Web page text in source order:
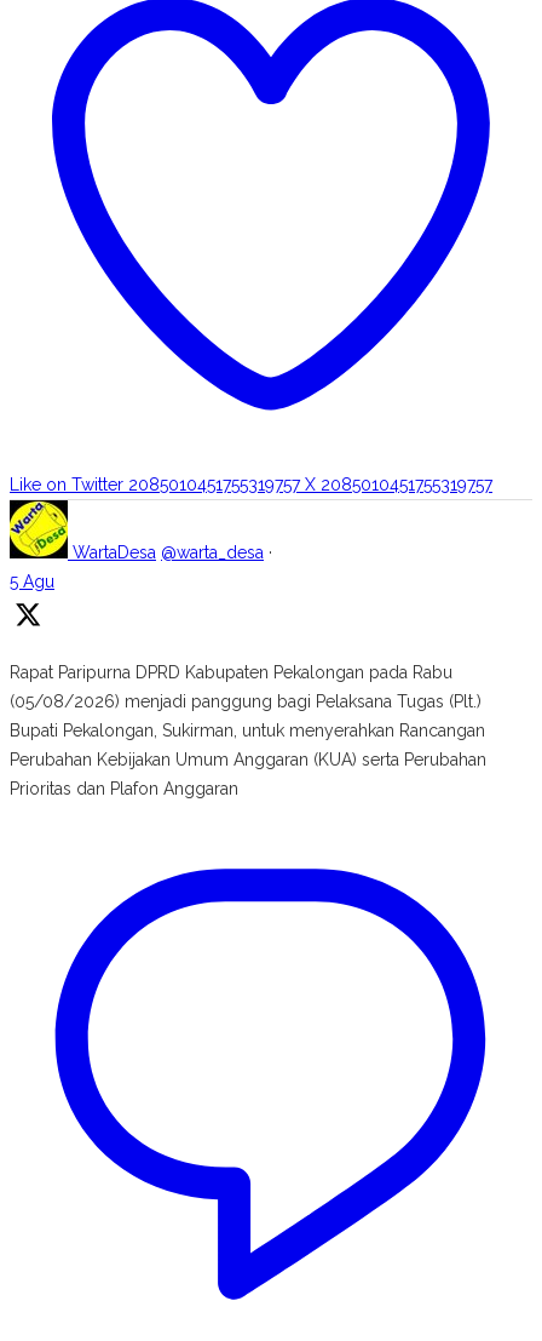
Like on Twitter 2085010451755319757 X 2085010451755319757
WartaDesa @warta_desa ·
5 Agu
Rapat Paripurna DPRD Kabupaten Pekalongan pada Rabu
(05/08/2026) menjadi panggung bagi Pelaksana Tugas (Plt.)
Bupati Pekalongan, Sukirman, untuk menyerahkan Rancangan
Perubahan Kebijakan Umum Anggaran (KUA) serta Perubahan
Prioritas dan Plafon Anggaran